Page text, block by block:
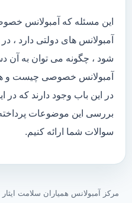
این مسئله که آمبولانس
آمبولانس های دولتی دارد ،
شود ، چگونه می توان به آن
آمبولانس خصوصی چیست و
در این باب وجود دارند که
بررسی این موضوعات
سوالات شما ارائه کنیم.
مرکز آمبولانس همیاران سلامت ایثار